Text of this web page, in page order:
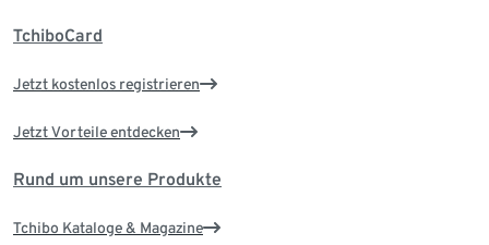
TchiboCard
Jetzt kostenlos registrieren
Jetzt Vorteile entdecken
Rund um unsere Produkte
Tchibo Kataloge & Magazine